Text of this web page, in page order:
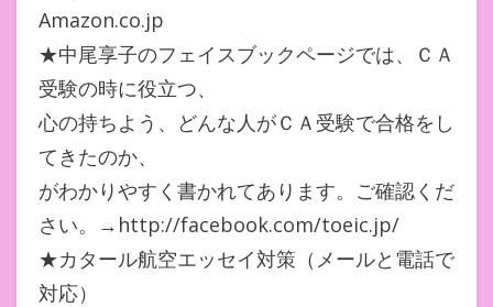
Amazon.co.jp
★中尾享子のフェイスブックページでは、ＣＡ
受験の時に役立つ、
心の持ちよう、どんな人がＣＡ受験で合格をし
てきたのか、
がわかりやすく書かれてあります。ご確認くだ
さい。→http://facebook.com/toeic.jp/
★カタール航空エッセイ対策（メールと電話で
対応）